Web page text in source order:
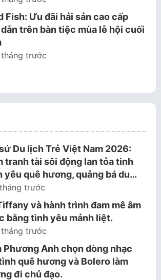
Fish: Ưu đãi hải sản cao cấp
dẫn trên bàn tiệc mùa lễ hội cuối
trước
Du lịch Trẻ Việt Nam 2026:
tranh tài sôi động lan tỏa tinh
yêu quê hương, quảng bá du…
trước
và hành trình đam mê âm
bằng tình yêu mảnh liệt.
trước
Phương Anh chọn dòng nhạc
quê hương và Bolero làm
đi chủ đạo.